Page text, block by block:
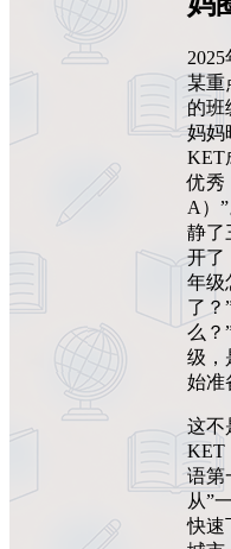
某重
的班
妈妈
优秀
A）
静了
开了
年级
了？
么？
级，
始准
这不
KET
语第
从”
快速